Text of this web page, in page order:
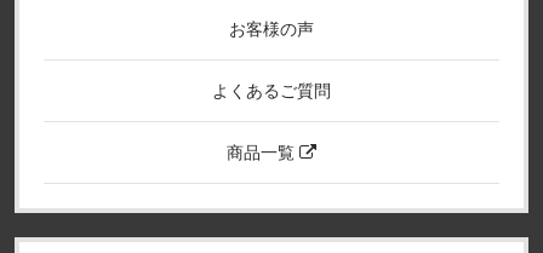
お客様の声
よくあるご質問
商品一覧